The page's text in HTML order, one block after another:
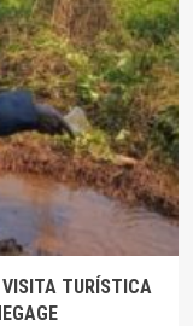
TURÍSTICA